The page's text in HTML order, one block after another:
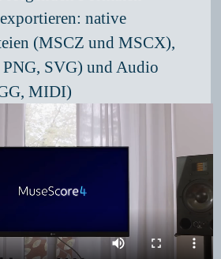
native
(MSCZ und MSCX),
SVG) und Audio
MIDI)